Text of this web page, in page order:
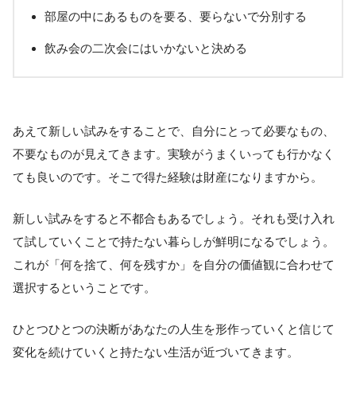
部屋の中にあるものを要る、要らないで分別する
飲み会の二次会にはいかないと決める
あえて新しい試みをすることで、自分にとって必要なもの、
不要なものが見えてきます。実験がうまくいっても行かなく
ても良いのです。そこで得た経験は財産になりますから。
新しい試みをすると不都合もあるでしょう。それも受け入れ
て試していくことで持たない暮らしが鮮明になるでしょう。
これが「何を捨て、何を残すか」を自分の価値観に合わせて
選択するということです。
ひとつひとつの決断があなたの人生を形作っていくと信じて
変化を続けていくと持たない生活が近づいてきます。